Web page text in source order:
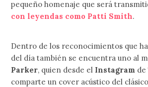
pequeño homenaje que será
con leyendas como Patti Smith.
Dentro de los reconocimientos que
del día también se encuentra uno al
Parker, quien desde el Instagram de
comparte un cover acústico del clásico